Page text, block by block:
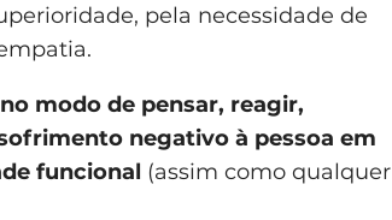
pela necessidade de
modo de pensar, reagir,
negativo à pessoa em
funcional (assim como qualquer